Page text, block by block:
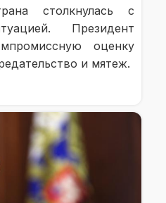
столкнулась с
Президент
оценку
и мятеж.